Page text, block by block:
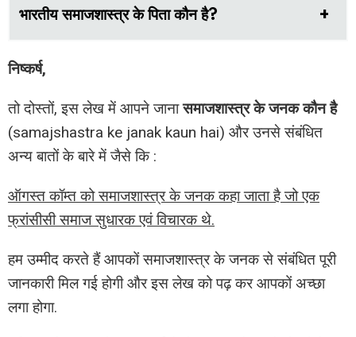
भारतीय समाजशास्त्र के पिता कौन है?
निष्कर्ष,
तो दोस्तों, इस लेख में आपने जानासमाजशास्त्र के जनक कौन है
(samajshastra ke janak kaun hai) और उनसे संबंधित
अन्य बातों के बारे में जैसे कि :
ऑगस्त कॉम्त को समाजशास्त्र के जनक कहा जाता है जो एक
फ्रांसीसी समाज सुधारक एवं विचारक थे.
हम उम्मीद करते हैं आपकों समाजशास्त्र के जनक से संबंधित पूरी
जानकारी मिल गई होगी और इस लेख को पढ़ कर आपकों अच्छा
लगा होगा.